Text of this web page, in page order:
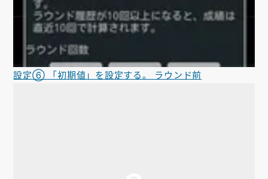
設定⑥ 「初期値」を設定する。 ラウンド前